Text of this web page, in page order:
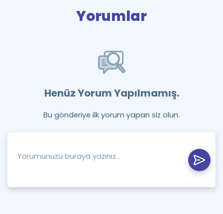
Yorumlar
Henüz Yorum Yapılmamış.
Bu gönderiye ilk yorum yapan siz olun.